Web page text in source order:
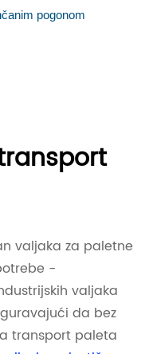
pogonom
valjaka za paletne
-
valjaka
da bez
transport paleta